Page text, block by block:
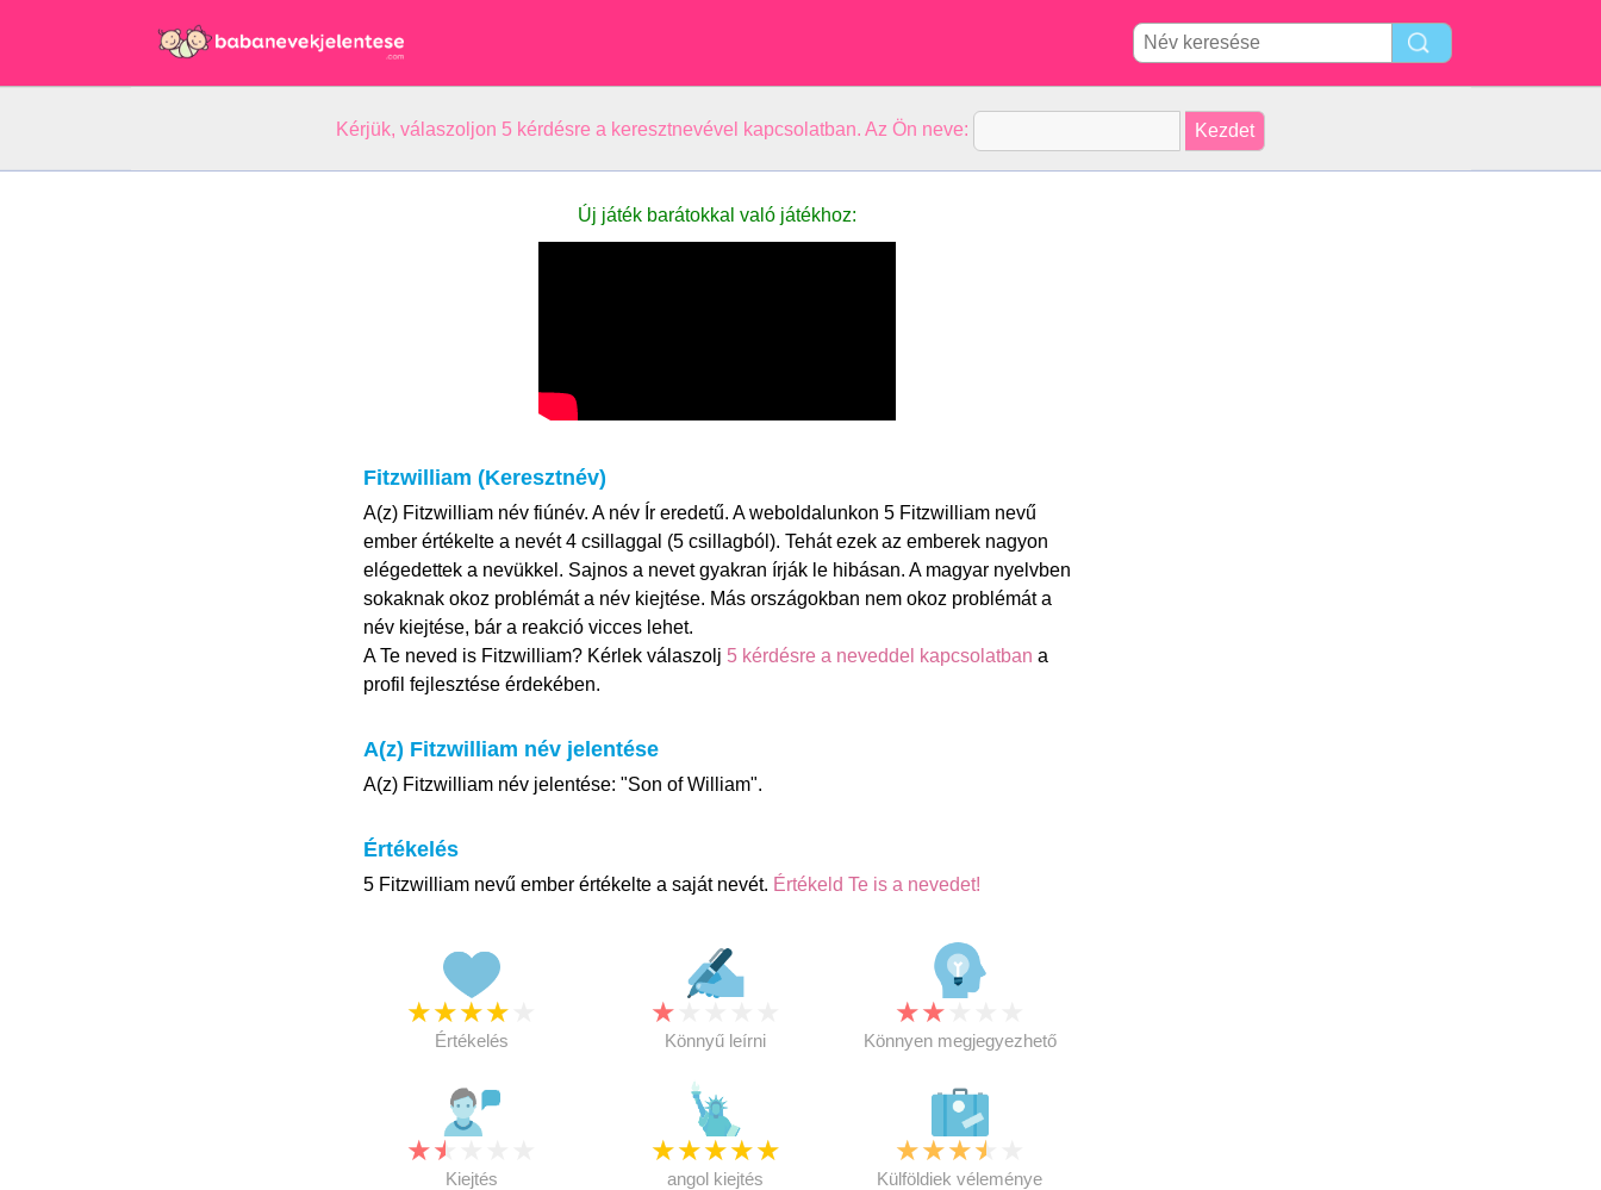
Kérjük, válaszoljon 5 kérdésre a keresztnevével kapcsolatban. Az Ön neve:
Új játék barátokkal való játékhoz:
Fitzwilliam (Keresztnév)
A(z) Fitzwilliam név fiúnév. A név Ír eredetű. A weboldalunkon 5 Fitzwilliam nevű
ember értékelte a nevét 4 csillaggal (5 csillagból). Tehát ezek az emberek nagyon
elégedettek a nevükkel. Sajnos a nevet gyakran írják le hibásan. A magyar nyelvben
sokaknak okoz problémát a név kiejtése. Más országokban nem okoz problémát a
név kiejtése, bár a reakció vicces lehet.
A Te neved is Fitzwilliam? Kérlek válaszolj 5 kérdésre a neveddel kapcsolatban a
profil fejlesztése érdekében.
A(z) Fitzwilliam név jelentése
A(z) Fitzwilliam név jelentése: "Son of William".
Értékelés
5 Fitzwilliam nevű ember értékelte a saját nevét. Értékeld Te is a nevedet!
★★★★
Értékelés
★
Könnyű leírni
★★
Könnyen megjegyezhető
★★
Kiejtés
★★★★★
angol kiejtés
★★★★
Külföldiek véleménye